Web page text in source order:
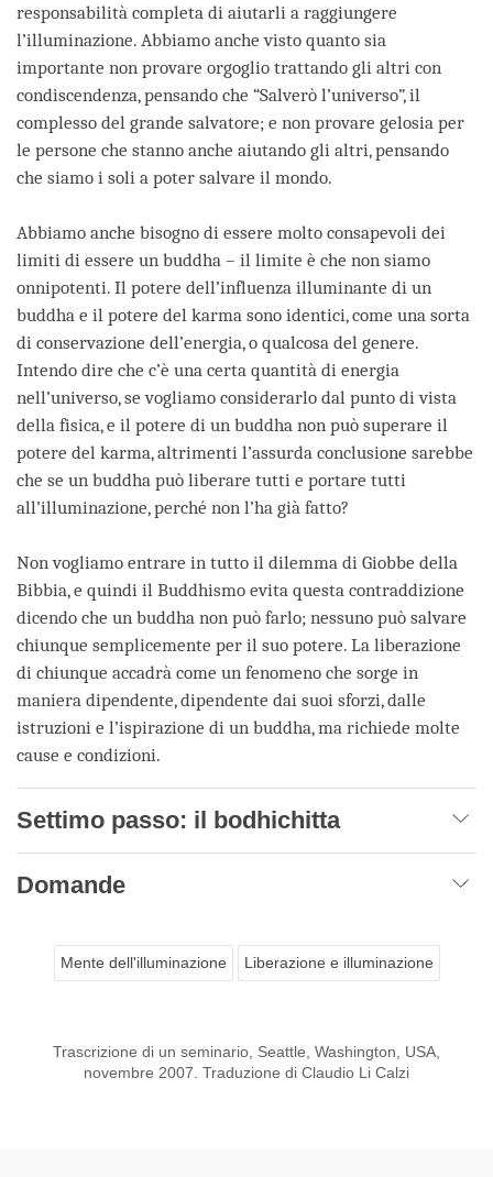
responsabilità completa di aiutarli a raggiungere
l’illuminazione. Abbiamo anche visto quanto sia
importante non provare orgoglio trattando gli altri con
condiscendenza, pensando che “Salverò l’universo”, il
complesso del grande salvatore; e non provare gelosia per
le persone che stanno anche aiutando gli altri, pensando
che siamo i soli a poter salvare il mondo.
Abbiamo anche bisogno di essere molto consapevoli dei
limiti di essere un buddha – il limite è che non siamo
onnipotenti. Il potere dell’influenza illuminante di un
buddha e il potere del karma sono identici, come una sorta
di conservazione dell’energia, o qualcosa del genere.
Intendo dire che c’è una certa quantità di energia
nell’universo, se vogliamo considerarlo dal punto di vista
della fisica, e il potere di un buddha non può superare il
potere del karma, altrimenti l’assurda conclusione sarebbe
che se un buddha può liberare tutti e portare tutti
all’illuminazione, perché non l’ha già fatto?
Non vogliamo entrare in tutto il dilemma di Giobbe della
Bibbia, e quindi il Buddhismo evita questa contraddizione
dicendo che un buddha non può farlo; nessuno può salvare
chiunque semplicemente per il suo potere. La liberazione
di chiunque accadrà come un fenomeno che sorge in
maniera dipendente, dipendente dai suoi sforzi, dalle
istruzioni e l’ispirazione di un buddha, ma richiede molte
cause e condizioni.
Settimo passo: il bodhichitta
Domande
Mente dell'illuminazione Liberazione e illuminazione
Trascrizione di un seminario, Seattle, Washington, USA,
novembre 2007. Traduzione di Claudio Li Calzi